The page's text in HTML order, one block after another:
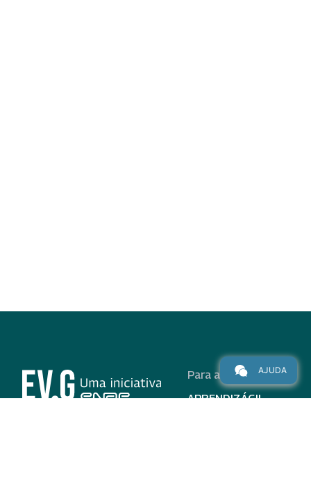
Para alunos
APRENDIZÁGIL
AJUDA